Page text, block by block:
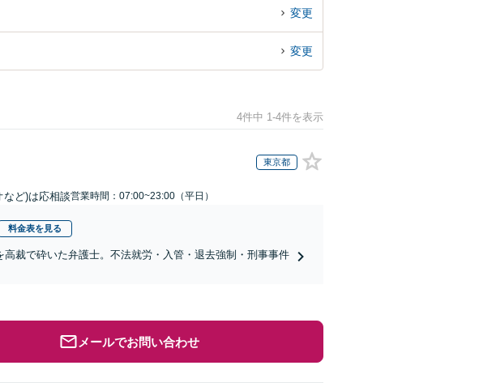
変更
変更
4件中 1-4件を表示
東京都
など)は応相談営業時間：07:00~23:00（平日）
料金表を見る
裁で砕いた弁護士。不法就労・入管・退去強制・刑事事件
メールでお問い合わせ